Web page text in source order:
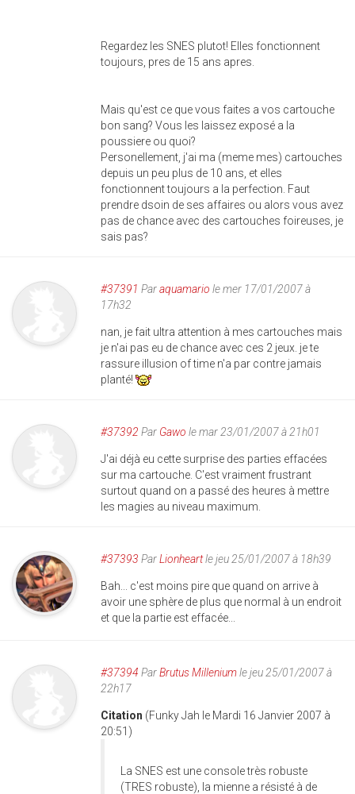
Regardez les SNES plutot! Elles fonctionnent
toujours, pres de 15 ans apres.
Mais qu'est ce que vous faites a vos cartouche
bon sang? Vous les laissez exposé a la
poussiere ou quoi?
Personellement, j'ai ma (meme mes) cartouches
depuis un peu plus de 10 ans, et elles
fonctionnent toujours a la perfection. Faut
prendre dsoin de ses affaires ou alors vous avez
pas de chance avec des cartouches foireuses, je
sais pas?
#37391 Paraquamario le mer 17/01/2007 à
17h32
nan, je fait ultra attention à mes cartouches mais
je n'ai pas eu de chance avec ces 2 jeux. je te
rassure illusion of time n'a par contre jamais
planté!
#37392 Par Gawo le mar 23/01/2007 à 21h01
J'ai déjà eu cette surprise des parties effacées
sur ma cartouche. C'est vraiment frustrant
surtout quand on a passé des heures à mettre
les magies au niveau maximum.
#37393 ParLionheartle jeu 25/01/2007 à 18h39
Bah... c'est moins pire que quand on arrive à
avoir une sphère de plus que normal à un endroit
et que la partie est effacée...
#37394 ParBrutus Milleniumle jeu 25/01/2007 à
22h17
Citation (Funky Jah le Mardi 16 Janvier 2007 à
20:51)
La SNES est une console très robuste
(TRES robuste), la mienne a résisté à de